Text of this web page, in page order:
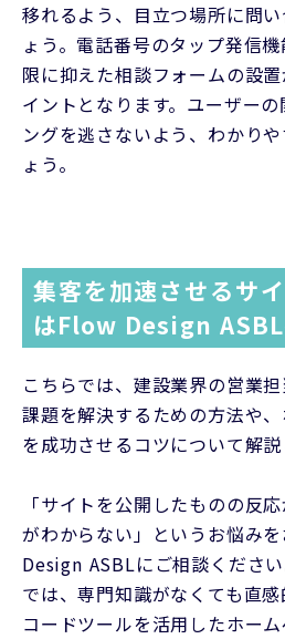
移れるよう、目立つ場所に問
ょう。電話番号のタップ発信
限に抑えた相談フォームの設
イントとなります。ユーザー
ングを逃さないよう、わかり
ょう。
集客を加速させるサ
はFlow Design
こちらでは、建設業界の営業
課題を解決するための方法や
を成功させるコツについて解説
「サイトを公開したものの反
がわからない」というお悩み
Design ASBLにご相談くださ
では、専門知識がなくても直
コードツールを活用したホー